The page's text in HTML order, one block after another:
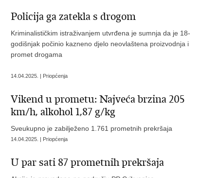
​Policija ga zatekla s drogom
Kriminalističkim istraživanjem utvrđena je sumnja da je 18-
godišnjak počinio kazneno djelo neovlaštena proizvodnja i
promet drogama
14.04.2025. | Priopćenja
Vikend u prometu: Najveća brzina 205
km/h, alkohol 1,87 g/kg
Sveukupno je zabilježeno 1.761 prometnih prekršaja
14.04.2025. | Priopćenja
U par sati 87 prometnih prekršaja